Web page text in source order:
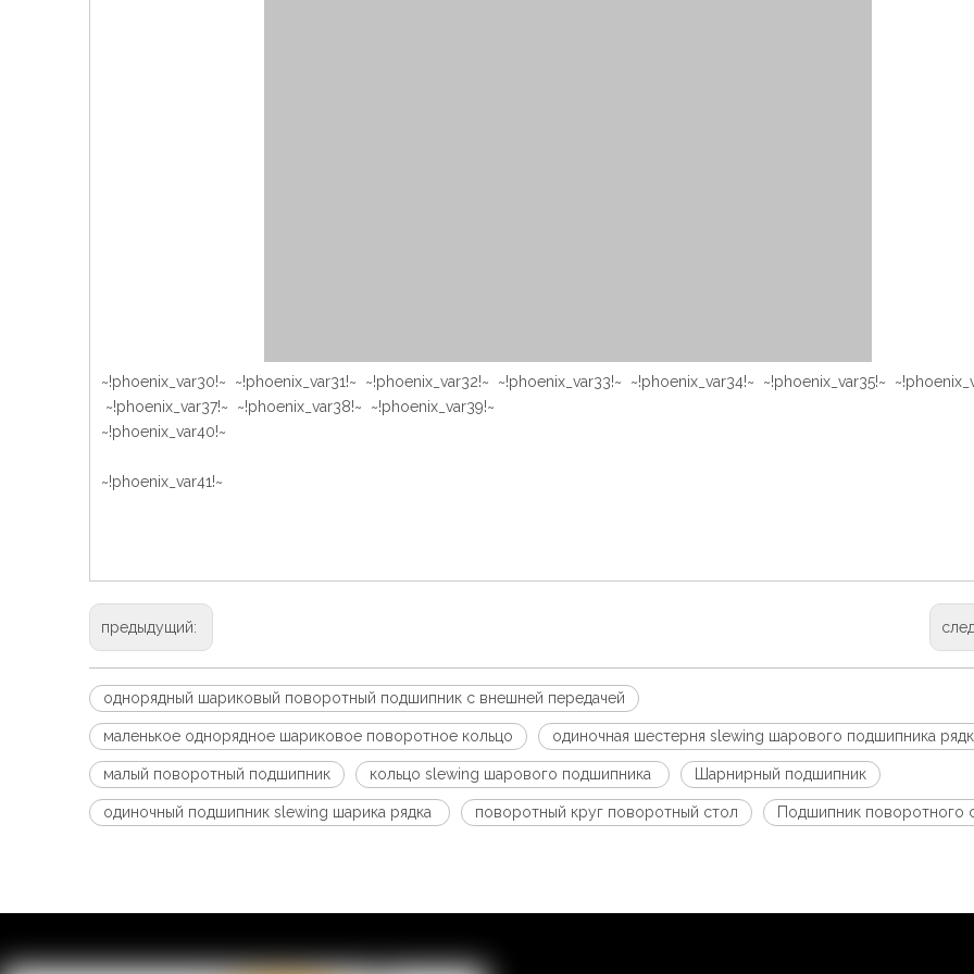
~!phoenix_var30!~ ~!phoenix_var31!~ ~!phoenix_var32!~ ~!phoenix_var33!~ ~!phoenix_var34!~ ~!phoenix_var35!~
~!phoenix_var37!~ ~!phoenix_var38!~ ~!phoenix_var39!~
~!phoenix_var40!~
~!phoenix_var41!~
предыдущий:
однорядный шариковый поворотный подшипник с внешней передачей
маленькое однорядное шариковое поворотное кольцо одиночная шестерня slewing шарового подшипника
малый поворотный подшипник кольцо slewing шарового подшипника Шарнирный подшипник
одиночный подшипник slewing шарика рядка поворотный круг поворотный стол Подшипник поворотного